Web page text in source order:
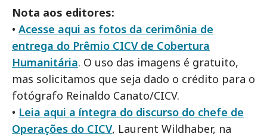
Nota aos editores:
• Acesse aqui as fotos da cerimônia de
entrega do Prêmio CICV de Cobertura
Humanitária. O uso das imagens é gratuito,
mas solicitamos que seja dado o crédito para o
fotógrafo Reinaldo Canato/CICV.
• Leia aqui a íntegra do discurso do chefe de
Operações do CICV, Laurent Wildhaber, na